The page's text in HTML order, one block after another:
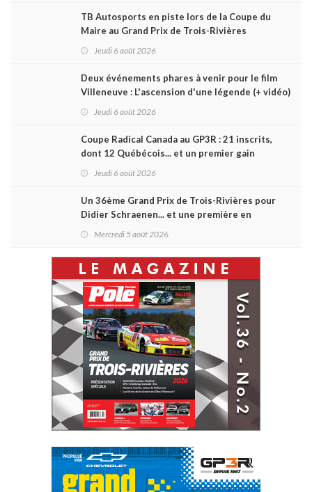
TB Autosports en piste lors de la Coupe du
Maire au Grand Prix de Trois-Rivières
Jeudi 6 août 2026
Deux événements phares à venir pour le film
Villeneuve : L'ascension d'une légende (+ vidéo)
Jeudi 6 août 2026
Coupe Radical Canada au GP3R : 21 inscrits,
dont 12 Québécois... et un premier gain
Jeudi 6 août 2026
Un 36ème Grand Prix de Trois-Rivières pour
Didier Schraenen... et une première en
Mercredi 5 août 2026